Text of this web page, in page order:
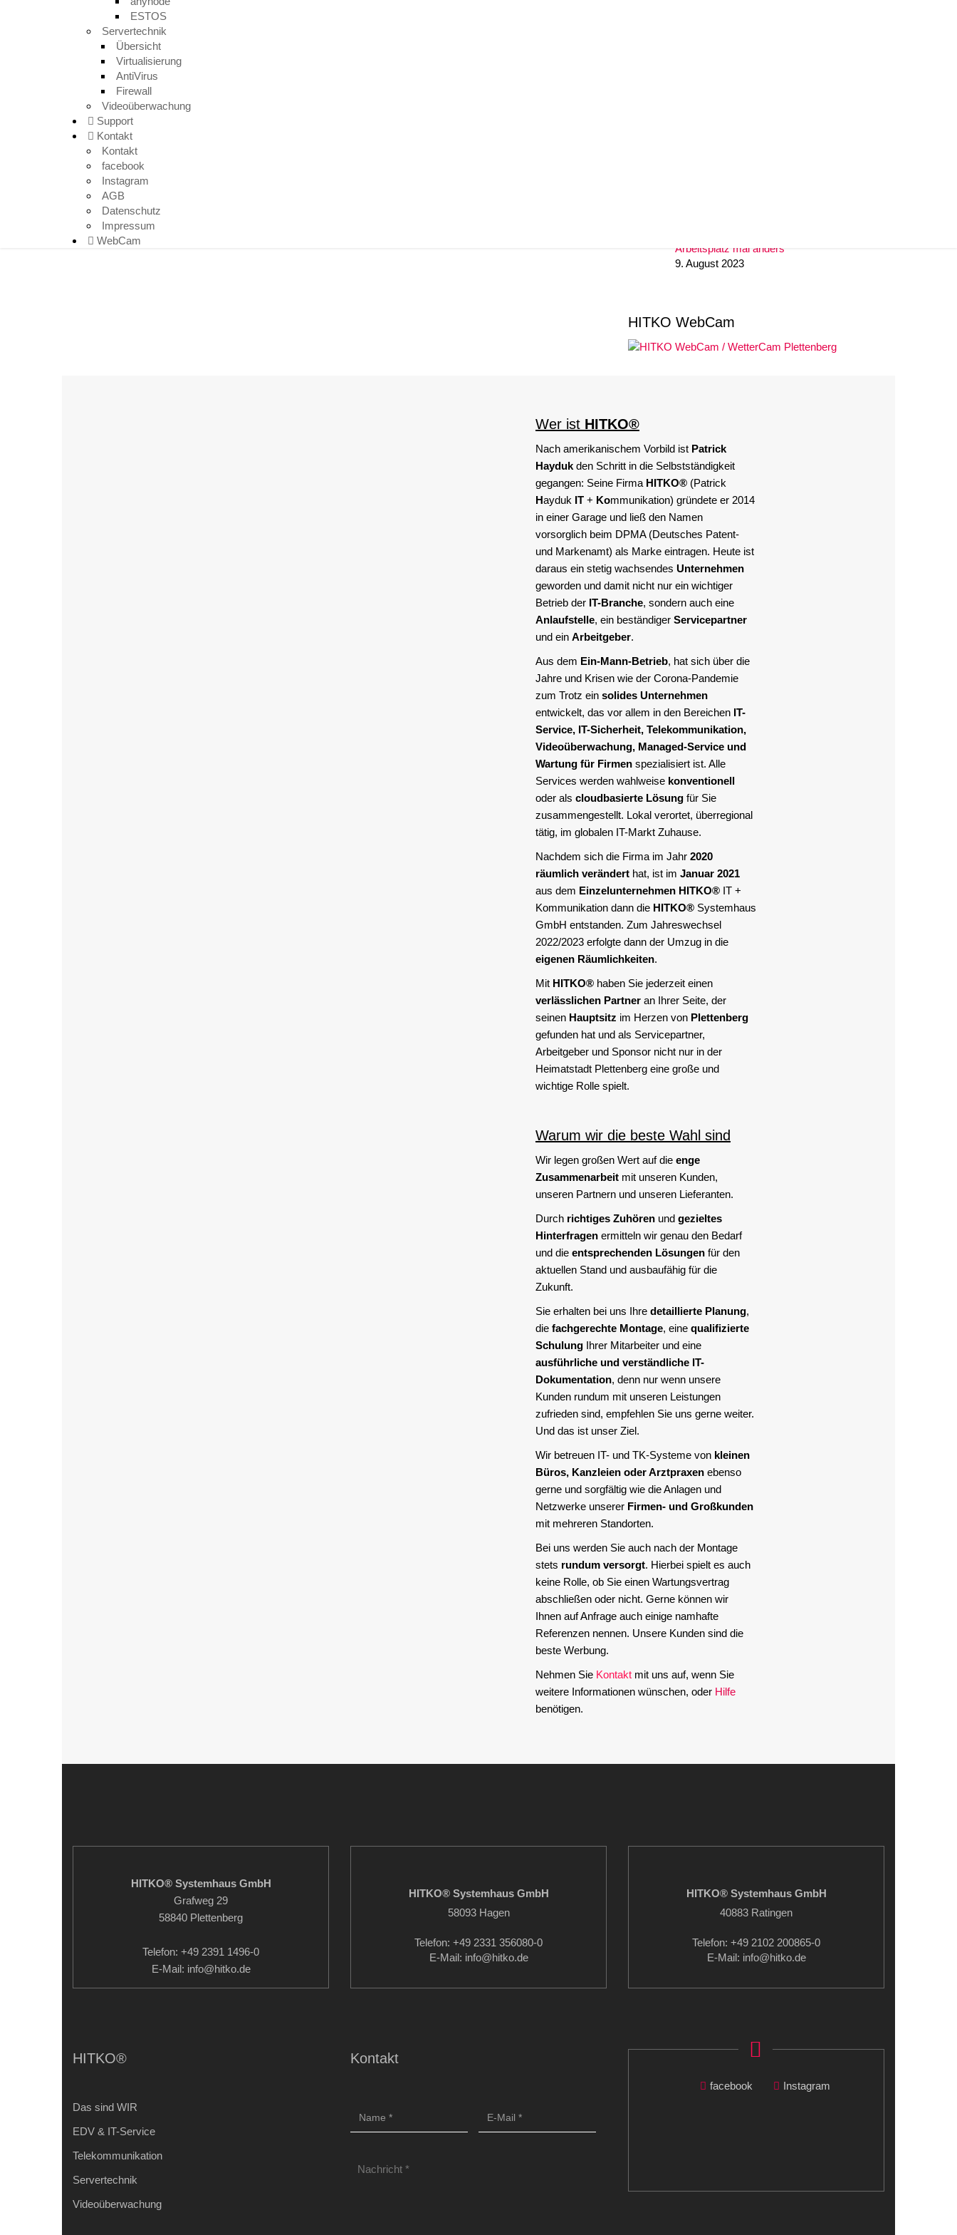
ESTOS
Servertechnik
Übersicht
Virtualisierung
AntiVirus
Firewall
Videoüberwachung
Support
Kontakt
Kontakt
facebook
Instagram
AGB
Datenschutz
Impressum
WebCam
Arbeitsplatz mal anders
9. August 2023
HITKO WebCam
Wer ist HITKO®
Nach amerikanischem Vorbild ist Patrick
Hayduk den Schritt in die Selbstständigkeit
gegangen: Seine Firma HITKO® (Patrick
Hayduk IT + Kommunikation) gründete er 2014
in einer Garage und ließ den Namen
vorsorglich beim DPMA (Deutsches Patent-
und Markenamt) als Marke eintragen. Heute ist
daraus ein stetig wachsendes Unternehmen
geworden und damit nicht nur ein wichtiger
Betrieb der IT-Branche, sondern auch eine
Anlaufstelle, ein beständiger Servicepartner
und ein Arbeitgeber.
Aus dem Ein-Mann-Betrieb, hat sich über die
Jahre und Krisen wie der Corona-Pandemie
zum Trotz ein solides Unternehmen
entwickelt, das vor allem in den Bereichen IT-
Service, IT-Sicherheit, Telekommunikation,
Videoüberwachung, Managed-Service und
Wartung für Firmen spezialisiert ist. Alle
Services werden wahlweise konventionell
oder als cloudbasierte Lösung für Sie
zusammengestellt. Lokal verortet, überregional
tätig, im globalen IT-Markt Zuhause.
Nachdem sich die Firma im Jahr 2020
räumlich verändert hat, ist im Januar 2021
aus dem Einzelunternehmen HITKO® IT +
Kommunikation dann die HITKO® Systemhaus
GmbH entstanden. Zum Jahreswechsel
2022/2023 erfolgte dann der Umzug in die
eigenen Räumlichkeiten.
Mit HITKO® haben Sie jederzeit einen
verlässlichen Partner an Ihrer Seite, der
seinen Hauptsitz im Herzen von Plettenberg
gefunden hat und als Servicepartner,
Arbeitgeber und Sponsor nicht nur in der
Heimatstadt Plettenberg eine große und
wichtige Rolle spielt.
Warum wir die beste Wahl sind
Wir legen großen Wert auf die enge
Zusammenarbeit mit unseren Kunden,
unseren Partnern und unseren Lieferanten.
Durch richtiges Zuhören und gezieltes
Hinterfragen ermitteln wir genau den Bedarf
und die entsprechenden Lösungen für den
aktuellen Stand und ausbaufähig für die
Zukunft.
Sie erhalten bei uns Ihre detaillierte Planung,
die fachgerechte Montage, eine qualifizierte
Schulung Ihrer Mitarbeiter und eine
ausführliche und verständliche IT-
Dokumentation, denn nur wenn unsere
Kunden rundum mit unseren Leistungen
zufrieden sind, empfehlen Sie uns gerne weiter.
Und das ist unser Ziel.
Wir betreuen IT- und TK-Systeme von kleinen
Büros, Kanzleien oder Arztpraxen ebenso
gerne und sorgfältig wie die Anlagen und
Netzwerke unserer Firmen- und Großkunden
mit mehreren Standorten.
Bei uns werden Sie auch nach der Montage
stets rundum versorgt. Hierbei spielt es auch
keine Rolle, ob Sie einen Wartungsvertrag
abschließen oder nicht. Gerne können wir
Ihnen auf Anfrage auch einige namhafte
Referenzen nennen. Unsere Kunden sind die
beste Werbung.
Nehmen Sie Kontakt mit uns auf, wenn Sie
weitere Informationen wünschen, oder Hilfe
benötigen.
HITKO® Systemhaus GmbH
Grafweg 29
58840 Plettenberg
Telefon: +49 2391 1496-0
E-Mail: info@hitko.de
HITKO® Systemhaus GmbH
58093 Hagen
Telefon: +49 2331 356080-0
E-Mail: info@hitko.de
HITKO® Systemhaus GmbH
40883 Ratingen
Telefon: +49 2102 200865-0
E-Mail: info@hitko.de
HITKO®
Das sind WIR
EDV & IT-Service
Telekommunikation
Servertechnik
Videoüberwachung
Kontakt
facebook Instagram